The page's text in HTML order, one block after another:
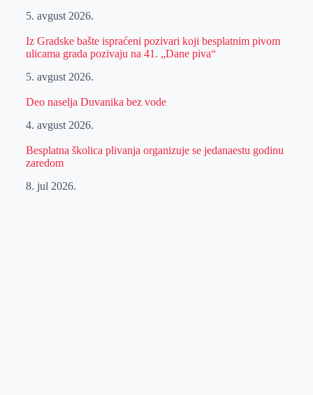
5. avgust 2026.
Iz Gradske bašte ispraćeni pozivari koji besplatnim pivom
ulicama grada pozivaju na 41. „Dane piva“
5. avgust 2026.
Deo naselja Duvanika bez vode
4. avgust 2026.
Besplatna školica plivanja organizuje se jedanaestu godinu
zaredom
8. jul 2026.